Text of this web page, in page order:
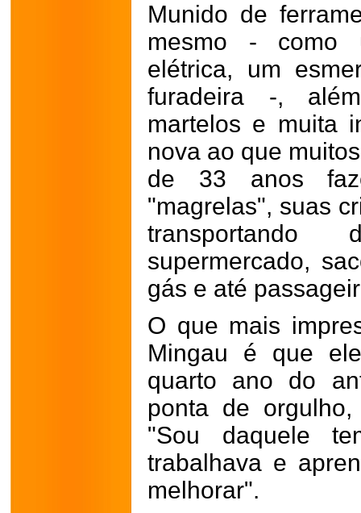
Munido de
mesmo - como
elétrica, um
furadeira -,
martelos e muita
nova ao que
de 33 anos
"magrelas", suas
supermercado,
gás e até
O que mais
Mingau é que
quarto ano do
ponta de
"Sou daquele
trabalhava e
melhorar".